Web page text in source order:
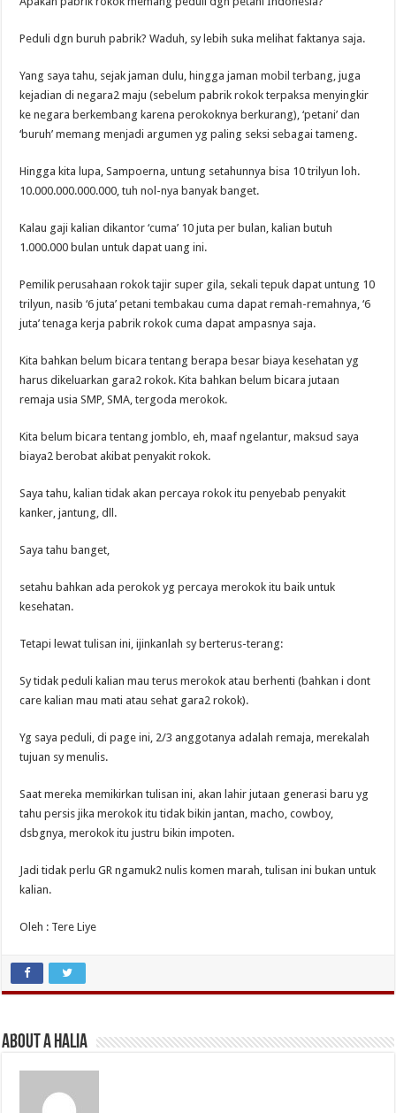
Peduli dgn buruh pabrik? Waduh, sy lebih suka melihat faktanya saja.
Yang saya tahu, sejak jaman dulu, hingga jaman mobil terbang, juga
kejadian di negara2 maju (sebelum pabrik rokok terpaksa menyingkir
ke negara berkembang karena perokoknya berkurang), ‘petani’ dan
‘buruh’ memang menjadi argumen yg paling seksi sebagai tameng.
Hingga kita lupa, Sampoerna, untung setahunnya bisa 10 trilyun loh.
10.000.000.000.000, tuh nol-nya banyak banget.
Kalau gaji kalian dikantor ‘cuma’ 10 juta per bulan, kalian butuh
1.000.000 bulan untuk dapat uang ini.
Pemilik perusahaan rokok tajir super gila, sekali tepuk dapat untung 10
trilyun, nasib ‘6 juta’ petani tembakau cuma dapat remah-remahnya, ‘6
juta’ tenaga kerja pabrik rokok cuma dapat ampasnya saja.
Kita bahkan belum bicara tentang berapa besar biaya kesehatan yg
harus dikeluarkan gara2 rokok. Kita bahkan belum bicara jutaan
remaja usia SMP, SMA, tergoda merokok.
Kita belum bicara tentang jomblo, eh, maaf ngelantur, maksud saya
biaya2 berobat akibat penyakit rokok.
Saya tahu, kalian tidak akan percaya rokok itu penyebab penyakit
kanker, jantung, dll.
Saya tahu banget,
setahu bahkan ada perokok yg percaya merokok itu baik untuk
kesehatan.
Tetapi lewat tulisan ini, ijinkanlah sy berterus-terang:
Sy tidak peduli kalian mau terus merokok atau berhenti (bahkan i dont
care kalian mau mati atau sehat gara2 rokok).
Yg saya peduli, di page ini, 2/3 anggotanya adalah remaja, merekalah
tujuan sy menulis.
Saat mereka memikirkan tulisan ini, akan lahir jutaan generasi baru yg
tahu persis jika merokok itu tidak bikin jantan, macho, cowboy,
dsbgnya, merokok itu justru bikin impoten.
Jadi tidak perlu GR ngamuk2 nulis komen marah, tulisan ini bukan untuk
kalian.
Oleh : Tere Liye
About A Halia